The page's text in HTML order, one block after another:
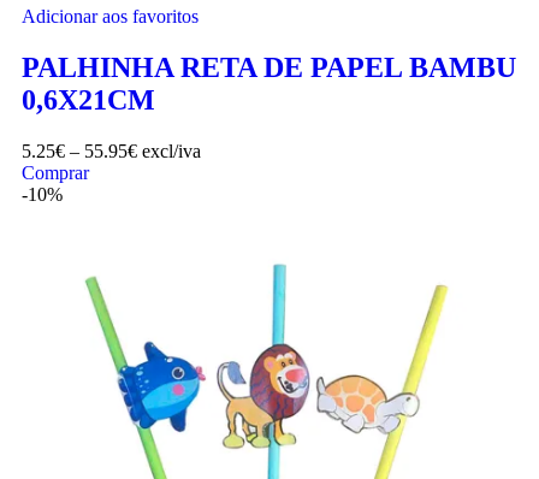
Adicionar aos favoritos
PALHINHA RETA DE PAPEL BAMBU
0,6X21CM
5.25€ – 55.95€ excl/iva
Comprar
-10%